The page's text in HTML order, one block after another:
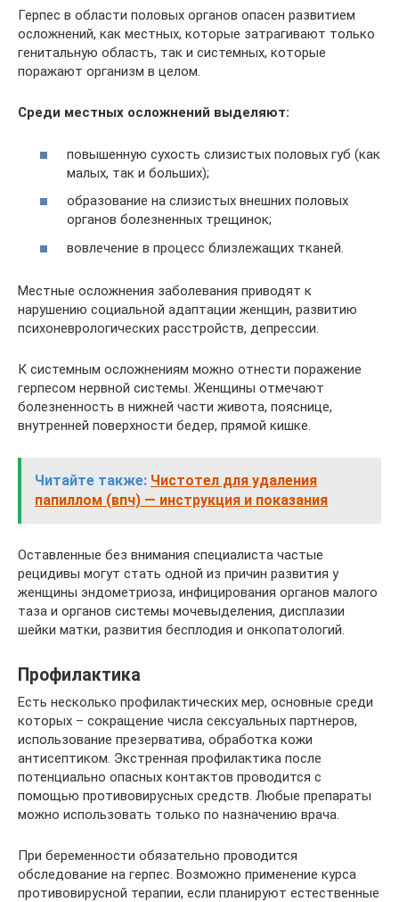
Герпес в области половых органов опасен развитием
осложнений, как местных, которые затрагивают только
генитальную область, так и системных, которые
поражают организм в целом.
Среди местных осложнений выделяют:
повышенную сухость слизистых половых губ (как
малых, так и больших);
образование на слизистых внешних половых
органов болезненных трещинок;
вовлечение в процесс близлежащих тканей.
Местные осложнения заболевания приводят к
нарушению социальной адаптации женщин, развитию
психоневрологических расстройств, депрессии.
К системным осложнениям можно отнести поражение
герпесом нервной системы. Женщины отмечают
болезненность в нижней части живота, пояснице,
внутренней поверхности бедер, прямой кишке.
Читайте также: Чистотел для удаления
папиллом (впч) — инструкция и показания
Оставленные без внимания специалиста частые
рецидивы могут стать одной из причин развития у
женщины эндометриоза, инфицирования органов малого
таза и органов системы мочевыделения, дисплазии
шейки матки, развития бесплодия и онкопатологий.
Профилактика
Есть несколько профилактических мер, основные среди
которых – сокращение числа сексуальных партнеров,
использование презерватива, обработка кожи
антисептиком. Экстренная профилактика после
потенциально опасных контактов проводится с
помощью противовирусных средств. Любые препараты
можно использовать только по назначению врача.
При беременности обязательно проводится
обследование на герпес. Возможно применение курса
противовирусной терапии, если планируют естественные